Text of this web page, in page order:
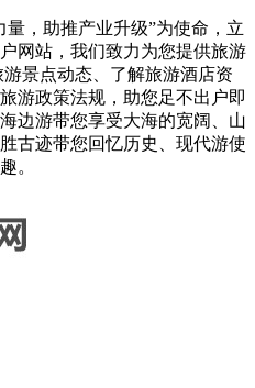
，助推产业升级”为使命，立
网站，我们致力为您提供旅游
景点动态、了解旅游酒店资
游政策法规，助您足不出户即
边游带您享受大海的宽阔、山
古迹带您回忆历史、现代游使
。